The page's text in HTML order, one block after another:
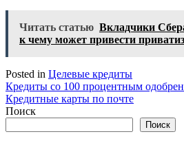
Читать статью Вкладчики
к чему может привести
Posted in Целевые кредиты
Навигация
по
Кредиты со 100 процентным
Кредитные карты по почте
Поиск
Поиск